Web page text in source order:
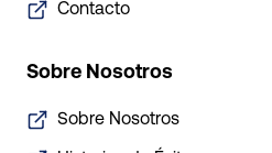
Contacto
Sobre Nosotros
Sobre Nosotros